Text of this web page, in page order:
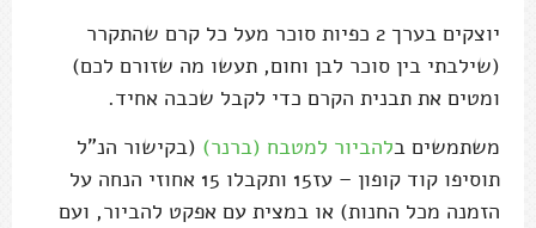
יוצקים בערך 2 כפיות סוכר מעל כל קרם שהתקרר
(שילבתי בין סוכר לבן וחום, תעשו מה שזורם לכם)
ומטים את תבנית הקרם כדי לקבל שכבה אחיד.
משתמשים בלהביור למטבח (ברנר) (בקישור הנ"ל
תוסיפו קוד קופון – עז15 ותקבלו 15 אחוזי הנחה על
הזמנה מכל החנות) או במצית עם אפקט להביור, ועם